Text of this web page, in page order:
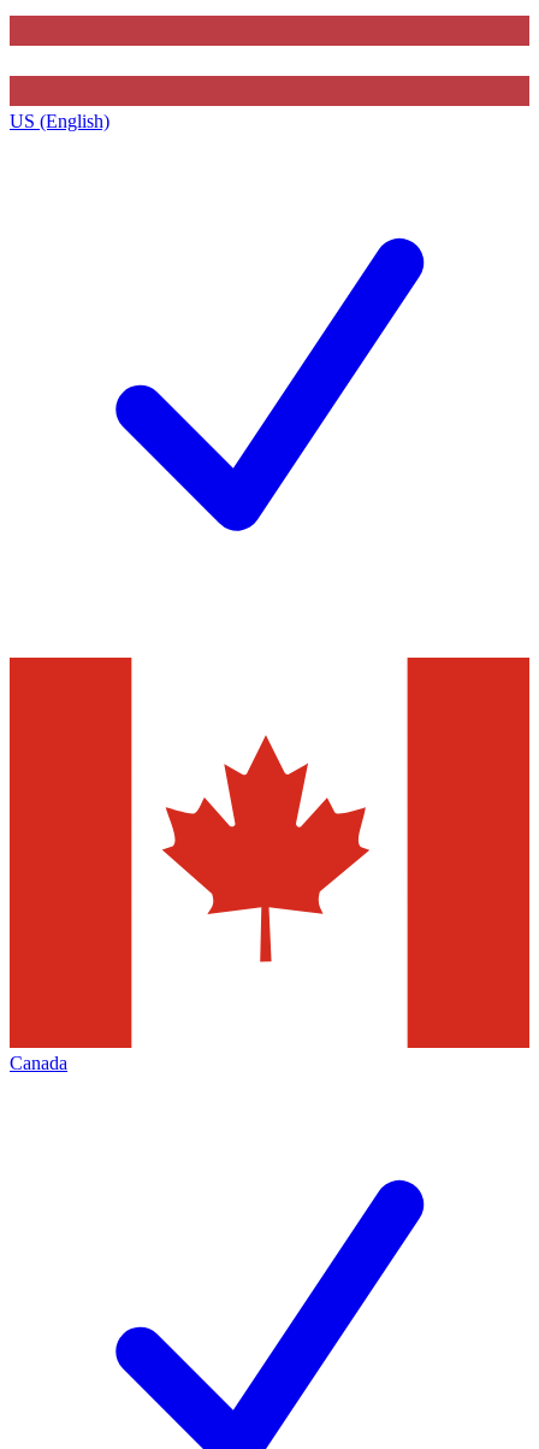
US (English)
Canada